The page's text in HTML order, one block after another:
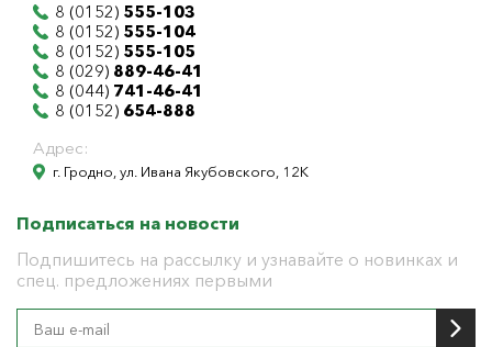
8 (0152) 555-103
8 (0152) 555-104
8 (0152) 555-105
8 (029) 889-46-41
8 (044) 741-46-41
8 (0152) 654-888
Адрес:
г. Гродно, ул. Ивана Якубовского, 12К
Подписаться на новости
Подпишитесь на рассылку и узнавайте о новинках и
спец. предложениях первыми